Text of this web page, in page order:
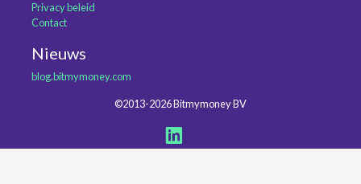
Privacy beleid
Contact
Nieuws
blog.bitmymoney.com
©2013-2026 Bitmymoney BV